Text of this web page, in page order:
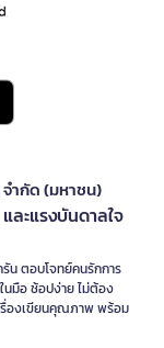
จำกัด (มหาชน)
ละแรงบันดาลใจ
น ตอบโจทย์คนรักการ
นมือ ช้อปง่าย ไม่ต้อง
รื่องเขียนคุณภาพ พร้อม